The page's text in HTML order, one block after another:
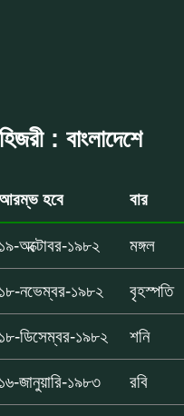
: বাংলাদেশে
হবে বার
১৯-অক্টোবর-১৯৮২ মঙ্গল
১৮-নভেম্বর-১৯৮২ বৃহস্পতি
১৮-ডিসেম্বর-১৯৮২ শনি
১৬-জানুয়ারি-১৯৮৩ রবি